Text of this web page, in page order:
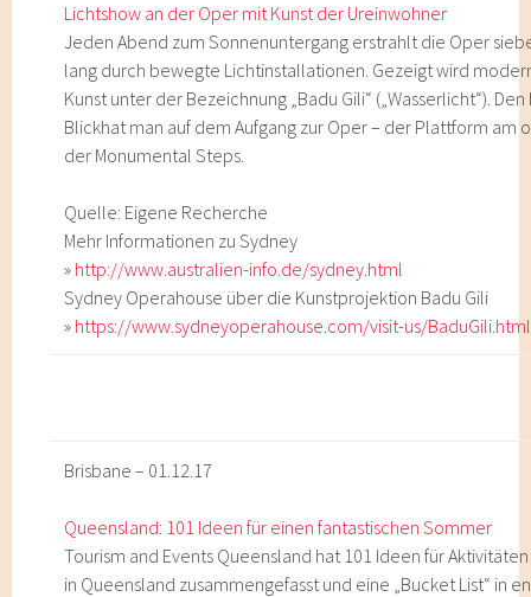
Lichtshow an der Oper mit Kunst der Ureinwohner
Jeden Abend zum Sonnenuntergang erstrahlt die Oper
lang durch bewegte Lichtinstallationen. Gezeigt wird
Kunst unter der Bezeichnung „Badu Gili“ („Wasserlicht“).
Blickhat man auf dem Aufgang zur Oper – der Plattform am
der Monumental Steps.
Quelle: Eigene Recherche
Mehr Informationen zu Sydney
» http://www.australien-info.de/sydney.html
Sydney Operahouse über die Kunstprojektion Badu Gili
» https://www.sydneyoperahouse.com/visit-us/BaduGili.html
Brisbane – 01.12.17
Queensland: 101 Ideen für einen fantastischen Sommer
Tourism and Events Queensland hat 101 Ideen für
in Queensland zusammengefasst und eine „Bucket List“ in